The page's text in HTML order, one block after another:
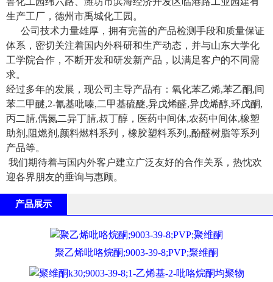
生产工厂，德州市禹城化工园。
公司技术力量雄厚，拥有完善的产品检测手段和质量保证
体系，密切关注着国内外科研和生产动态，并与山东大学化
工学院合作，不断开发和研发新产品，以满足客户的不同需
求。
经过多年的发展，现公司主导产品有：氧化苯乙烯,苯乙酮,间
苯二甲醚,2-氰基吡嗪,二甲基硫醚,异戊烯醛,异戊烯醇,环戊酮,
丙二腈,偶氮二异丁腈,叔丁醇，医药中间体,农药中间体,橡塑
助剂,阻燃剂,颜料燃料系列，橡胶塑料系列,,酚醛树脂等系列
产品等。
我们期待着与国内外客户建立广泛友好的合作关系，热忱欢
迎各界朋友的垂询与惠顾。
产品展示
聚乙烯吡咯烷酮;9003-39-8;PVP;聚维酮